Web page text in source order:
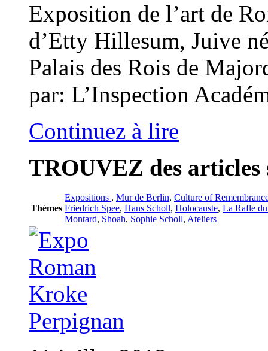
Exposition de l’art de
d’Etty Hillesum, Juive
Palais des Rois de
par: L’Inspection
Continuez à lire
TROUVEZ des
Thèmes
Expositions , Mur de Berlin, Culture of
Friedrich Spee, Hans Scholl, Holocauste, La Rafle
Montard, Shoah, Sophie Scholl, Ateliers